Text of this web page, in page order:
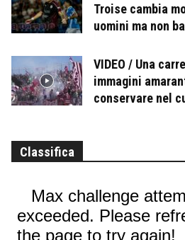
Troise cambia
uomini ma non
VIDEO / Una
immagini
conservare nel
Classifica